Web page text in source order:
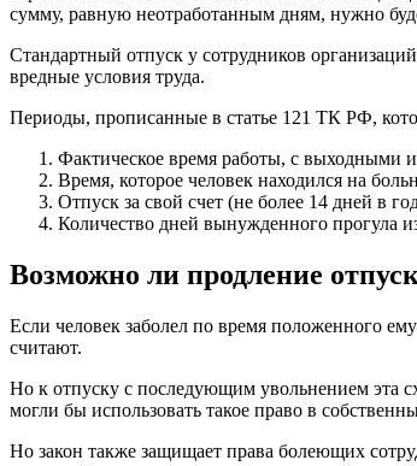
сумму, равную неотработанным дням, нужно
Стандартный отпуск у сотрудников
вредные условия труда.
Периоды, прописанные в статье 121 ТК РФ,
Фактическое время работы, с выходными
Время, которое человек находился на
Отпуск за свой счет (не более 14 дней в
Количество дней вынужденного прогула
Возможно ли продление
Если человек заболел по время положенного
считают.
Но к отпуску с последующим увольнением эта
могли бы использовать такое право в
Но закон также защищает права болеющих